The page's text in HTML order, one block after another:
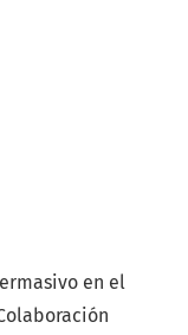
en el